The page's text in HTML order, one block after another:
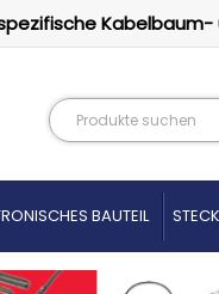
BAUTEIL